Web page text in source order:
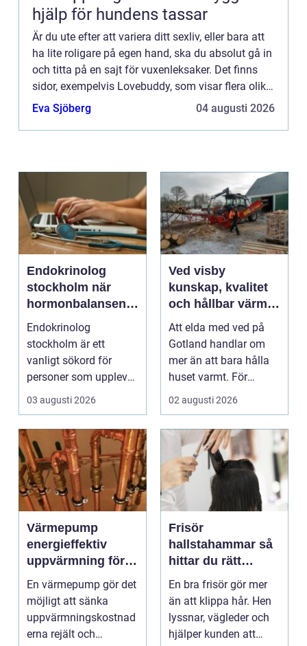
hjälp för hundens tassar
Är du ute efter att variera ditt sexliv, eller bara att
ha lite roligare på egen hand, ska du absolut gå in
och titta på en sajt för vuxenleksaker. Det finns
sidor, exempelvis Lovebuddy, som visar flera olika
modeller av s...
Eva Sjöberg 04 augusti 2026
Endokrinolog
stockholm när
hormonbalansen
behöver
specialistvård
Endokrinolog
stockholm är ett
vanligt sökord för
personer som upplever
trötthet,
03 augusti 2026
Ved visby
kunskap, kvalitet
och hållbar värme
på gotland
Att elda med ved på
Gotland handlar om
mer än att bara hålla
huset varmt. För
många är brasan i
02 augusti 2026
Värmepump
energieffektiv
uppvärmning för
moderna hem
En värmepump gör det
möjligt att sänka
uppvärmningskostnad
erna rejält och
Frisör
hallstahammar så
hittar du rätt
salong för stil,
kvalitet och känsla
En bra frisör gör mer
än att klippa hår. Hen
lyssnar, vägleder och
hjälper kunden att